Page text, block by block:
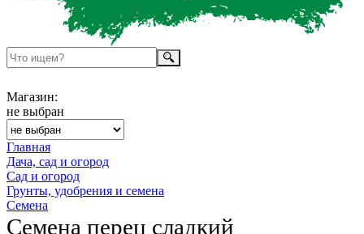
Магазин:
не выбран
Главная
Дача, сад и огород
Сад и огород
Грунты, удобрения и семена
Семена
Семена перец сладкий